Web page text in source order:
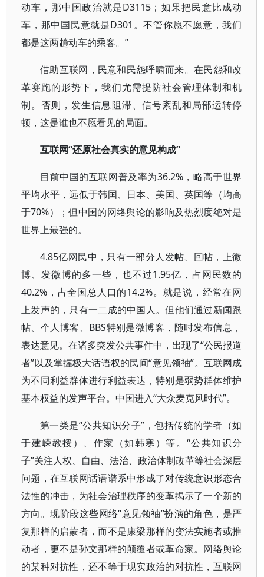
动车，那中国政治就是D3115；如果把民意比成动
车，那中国民意就是D301。不管你愿不愿意，我们
都是这两趟动车的乘客。”
借助互联网，民意和民怨呼啸而来。在民怨和改
革赛跑的形势下，我们尤需提防社会管理体制和机
制。否则，发生信息阻滞、信号紊乱和局部运转停
顿，这是谁也不愿看见的局面。
互联网“还原社会真实的意见构成”
目前中国的互联网普及率为36.2%，略高于世界
平均水平，远低于韩国、日本、美国、英国等（均高
于70%）；但中国的网络舆论的影响及热烈度绝对是
世界上最强的。
4.85亿网民中，只有一部分人发帖、回帖，上微
博、发微博的多一些，也不过1.95亿，占网民数的
40.2%，占全国总人口的14.2%。就是说，经常在网
上发声的，只有一二成的中国人。但他们通过新闻跟
帖、个人博客、BBS特别是微博客，随时发布信息，
表达意见。在诸多突发公共事件中，出现了“公民报道
者”以及掌握极大话语权的民间“意见领袖”。互联网成
为不同利益群体进行利益表达，特别是弱势群体维护
基本权益的发声平台。中国进入“大众麦克风时代”。
第一类是“公共知识分子”，包括传统的学者（如
于建嵘教授）、作家（如韩寒）等。“公共知识分
子”关注人权、自由、法治、政治体制改革等社会深层
问题，在互联网话语谱系中形成了对传统意识形态合
法性的冲击，为社会治理秩序的变革揭示了一个新的
方向。现阶段这些网络“意见领袖”扮演的角色，是严
复那样的启蒙者，而不是康梁那样的变法实施者或推
动者，更不是孙文那样的颠覆者或革命家。网络舆论
的某种对抗性，还不等于现实政治的对抗性，互联网